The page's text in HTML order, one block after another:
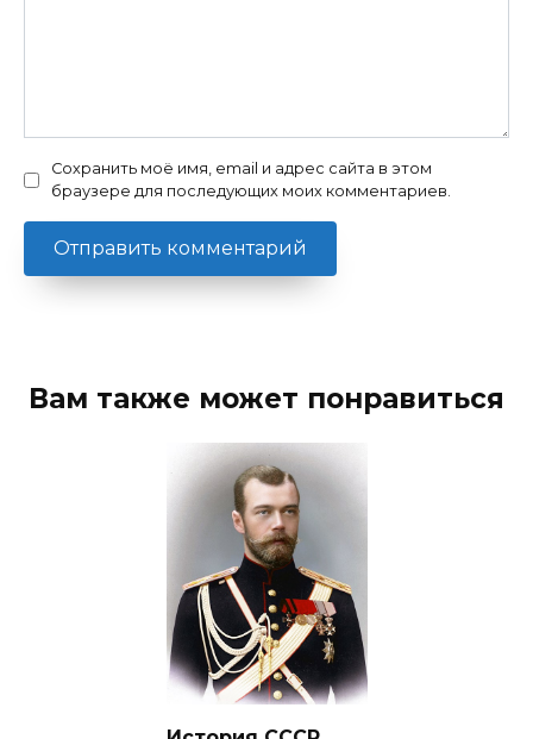
Сохранить моё имя, email и адрес сайта в этом
браузере для последующих моих комментариев.
Вам также может понравиться